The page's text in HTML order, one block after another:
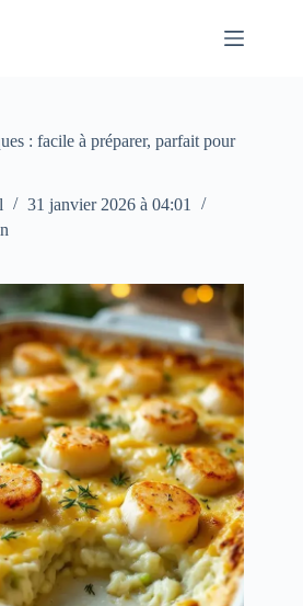
: facile à préparer, parfait pour
31 janvier 2026 à 04:01